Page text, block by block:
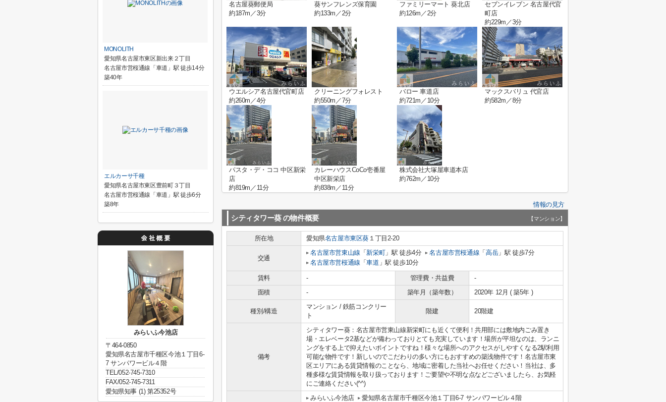
名古屋葵郵便局
約187m／3分
葵サンフレンズ保育園
約133m／2分
ファミリーマート 葵北店
約126m／2分
セブンイレブン 名古屋代官
町店
約229m／3分
ウエルシア名古屋代官町店
約260m／4分
クリーニングフォレスト
約550m／7分
バロー 車道店
約721m／10分
マックスバリュ 代官店
約582m／8分
パスタ・デ・ココ 中区新栄
店
約819m／11分
カレーハウスCoCo壱番屋
中区新栄店
約838m／11分
株式会社大塚屋車道本店
約762m／10分
情報の見方
シティタワー葵の物件概要 【マンション】
所在地 愛知県名古屋市東区葵 １丁目2-20
交通
名古屋市営東山線 「 新栄町」駅 徒歩4分 名古屋市営桜通線 「 高岳」駅 徒歩7分
名古屋市営桜通線 「車道 」駅 徒歩10分
賃料 - 管理費・共益費
-
面積
- 築年月（築年数） 2020年 12月 ( 築5年 )
種別/構造
マンション / 鉄筋コンクリー
ト
階建 20階建
備考
シティタワー葵：名古屋市営東山線新栄町にも近くて便利！共用部には敷地内ごみ置き
場・エレベータ2基などが備わっておりとても充実しています！場所が平坦なのは、ランニ
ングをする上で抑えたいポイントですね！様々な場所へのアクセスがしやすくなる2駅利用
可能な物件です！新しいのでこだわりの多い方にもおすすめの築浅物件です！名古屋市東
区エリアにある賃貸情報のことなら、地域に密着した当社へお任せください！当社は、多
種多様な賃貸情報を取り扱っております！ご要望や不明な点などございましたら、お気軽
にご連絡ください(^^)
みらいふ今池店
愛知県名古屋市千種区今池１丁目6-7 サンパワービル４階
MONOLITH
愛知県名古屋市東区新出来２丁目
名古屋市営桜通線「車道」駅 徒歩14分
築40年
エルカーサ千種
愛知県名古屋市東区豊前町３丁目
名古屋市営桜通線「車道」駅 徒歩6分
築8年
みらいふ今池店
〒464-0850
愛知県名古屋市千種区今池１丁目6-
7 サンパワービル４階
TEL/052-745-7310
FAX/052-745-7311
愛知県知事 (1) 第25352号